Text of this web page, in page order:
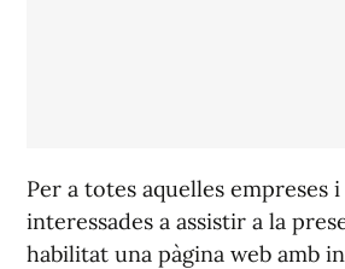
Per a totes aquelles empreses
interessades a assistir a la
habilitat una pàgina web amb